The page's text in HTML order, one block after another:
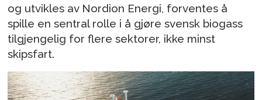
og utvikles av Nordion Energi, forventes å
spille en sentral rolle i å gjøre svensk biogass
tilgjengelig for flere sektorer, ikke minst
skipsfart.